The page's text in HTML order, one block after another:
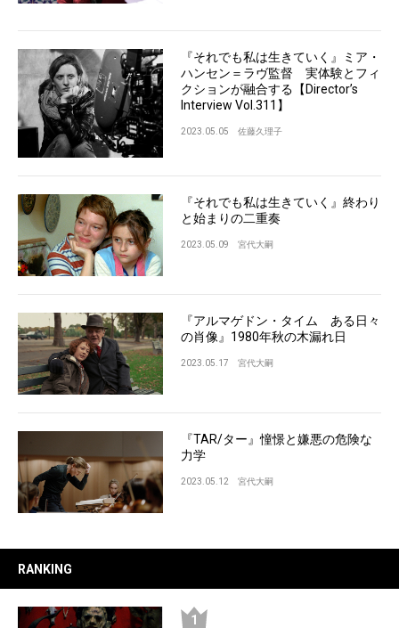
『それでも私は生きていく』ミア・
ハンセン＝ラヴ監督 実体験とフィ
クションが融合する【Director’s
Interview Vol.311】
2023.05.05 佐藤久理子
『それでも私は生きていく』終わり
と始まりの二重奏
2023.05.09 宮代大嗣
『アルマゲドン・タイム ある日々
の肖像』1980年秋の木漏れ日
2023.05.17 宮代大嗣
『TAR/ター』憧憬と嫌悪の危険な
力学
2023.05.12 宮代大嗣
RANKING